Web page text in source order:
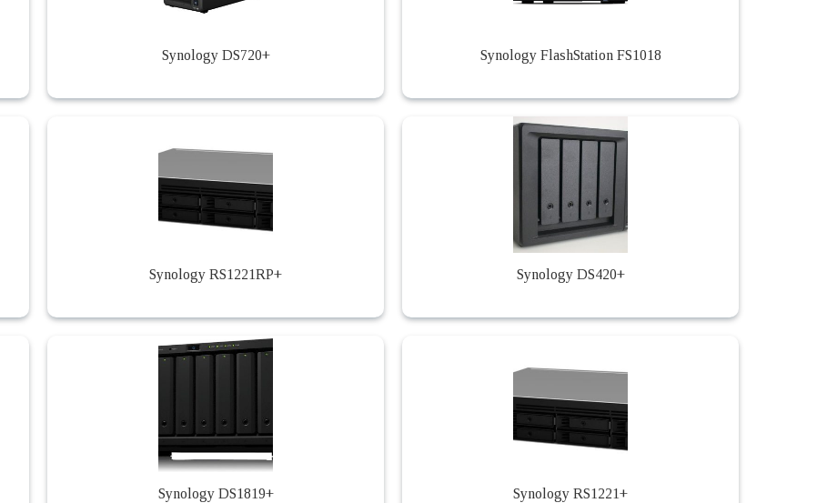
Synology DS720+ Synology FlashStation FS1018
Synology RS1221RP+ Synology DS420+
Synology DS1819+ Synology RS1221+